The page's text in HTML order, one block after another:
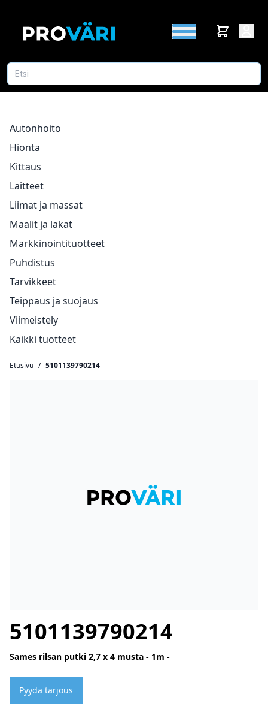
Autonhoito
Hionta
Kittaus
Laitteet
Liimat ja massat
Maalit ja lakat
Markkinointituotteet
Puhdistus
Tarvikkeet
Teippaus ja suojaus
Viimeistely
Kaikki tuotteet
Etusivu / 5101139790214
5101139790214
Sames rilsan putki 2,7 x 4 musta - 1m -
Pyydä tarjous